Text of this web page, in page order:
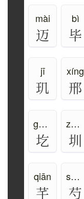
mài
迈
bì
毕
jī
玑
xíng
邢
gē、yì
圪
zhèn
圳
qiān
芊
sháo
芍